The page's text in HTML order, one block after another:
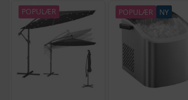
POPULÆR POPULÆR NY